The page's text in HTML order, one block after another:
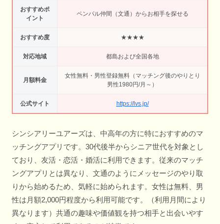
おすすめポ
イント
ペンパル仲間（文通）からお相手を探せる
おすすめ度 ★★★★
対応地域 都島および全国各地
月額料金
女性無料・男性登録無料（マッチング後のやりとり
男性1980円/月～）
公式サイト https://lvs.jp/
シンシアリーユアーズは、中高年の方に特におすすめのマ
ッチングアプリです。30代後半からシニア世代を対象とし
ており、友活・恋活・婚活に利用できます。従来のマッチ
ングアプリとは異なり、文通のようにメッセージのやり取
りから始めるため、気軽に始められます。女性は無料、男
性は月額2,000円程度から利用可能です。（利用月間により
異なります）共通の趣味や価値観を持つ相手と出会いやす